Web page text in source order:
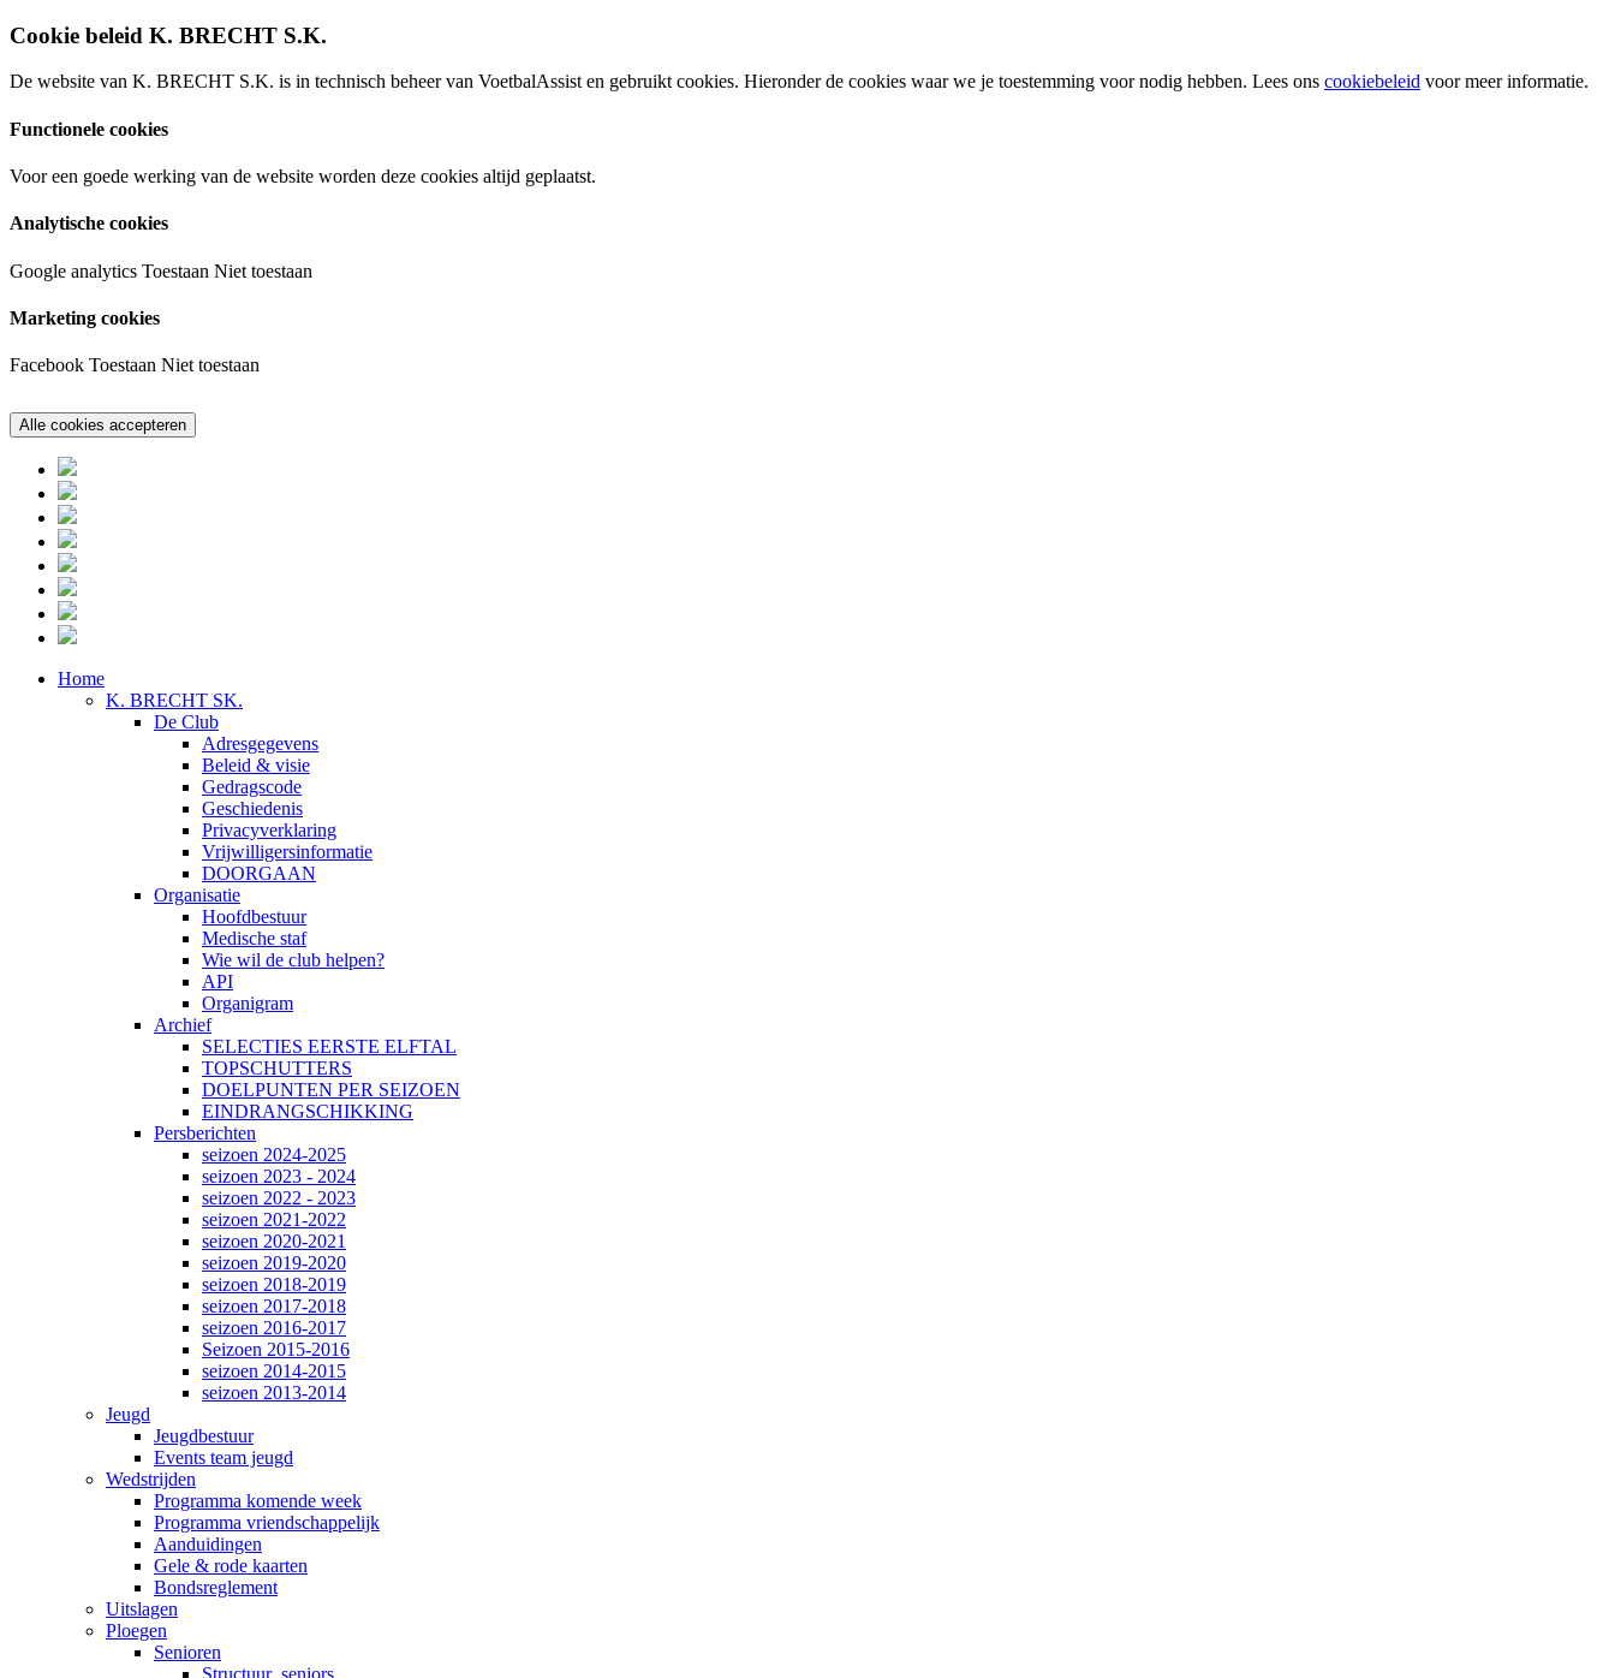
Cookie beleid K. BRECHT S.K.
De website van K. BRECHT S.K. is in technisch beheer van VoetbalAssist en gebruikt cookies. Hieronder de cookies waar we je toestemming voor nodig hebben. Lees ons cookiebeleid voor meer informatie.
Functionele cookies
Voor een goede werking van de website worden deze cookies altijd geplaatst.
Analytische cookies
Google analytics Toestaan Niet toestaan
Marketing cookies
Facebook Toestaan Niet toestaan
Home
K. BRECHT SK.
De Club
Adresgegevens
Beleid & visie
Gedragscode
Geschiedenis
Privacyverklaring
Vrijwilligersinformatie
DOORGAAN
Organisatie
Hoofdbestuur
Medische staf
Wie wil de club helpen?
API
Organigram
Archief
SELECTIES EERSTE ELFTAL
TOPSCHUTTERS
DOELPUNTEN PER SEIZOEN
EINDRANGSCHIKKING
Persberichten
seizoen 2024-2025
seizoen 2023 - 2024
seizoen 2022 - 2023
seizoen 2021-2022
seizoen 2020-2021
seizoen 2019-2020
seizoen 2018-2019
seizoen 2017-2018
seizoen 2016-2017
Seizoen 2015-2016
seizoen 2014-2015
seizoen 2013-2014
Jeugd
Jeugdbestuur
Events team jeugd
Wedstrijden
Programma komende week
Programma vriendschappelijk
Aanduidingen
Gele & rode kaarten
Bondsreglement
Uitslagen
Ploegen
Senioren
Structuur_seniors